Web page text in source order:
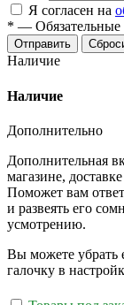
Я согласен на
* — Обязательные
Отправить
Наличие
Наличие
Дополнительно
Дополнительная
магазине,
Поможет вам
и развеять его
усмотрению.
Вы можете убрать
галочку в